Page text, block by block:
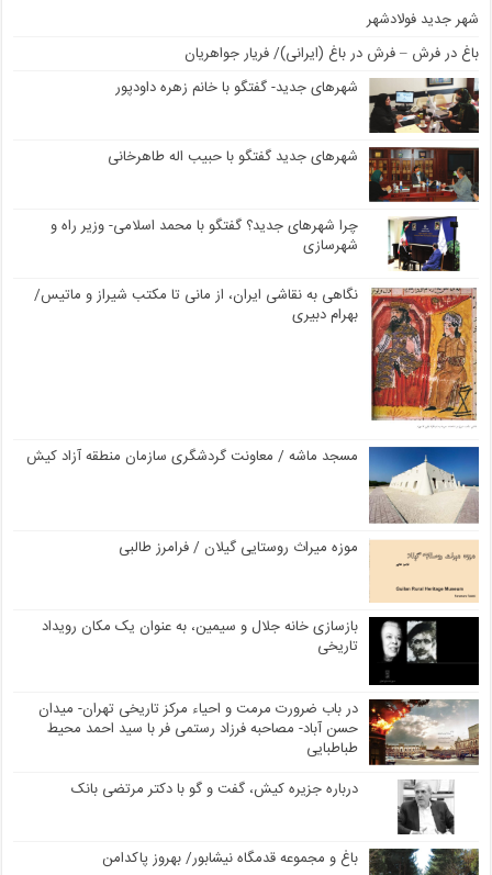
شهر جدید فولادشهر
باغ در فرش – فرش در باغ (ایرانی)/ فریار جواهریان
شهرهای جدید- گفتگو با خانم زهره داودپور
شهرهای جدید گفتگو با حبیب اله طاهرخانی
چرا شهرهای جدید؟ گفتگو با محمد اسلامی- وزیر راه و
شهرسازی
نگاهی به نقاشی ایران، از مانی تا مکتب شیراز و ماتیس/
بهرام دبیری
مسجد ماشه / معاونت گردشگری سازمان منطقه آزاد کیش
موزه میراث روستایی گیلان / فرامرز طالبی
بازسازی خانه جلال و سیمین، به عنوان یک مکان رویداد
تاریخی
در باب ضرورت مرمت و احیاء مرکز تاریخی تهران- میدان
حسن آباد- مصاحبه فرزاد رستمی فر با سید احمد محیط
طباطبایی
درباره جزیره کیش، گفت و گو با دکتر مرتضی بانک
باغ و مجموعه قدمگاه نیشابور/ بهروز پاکدامن